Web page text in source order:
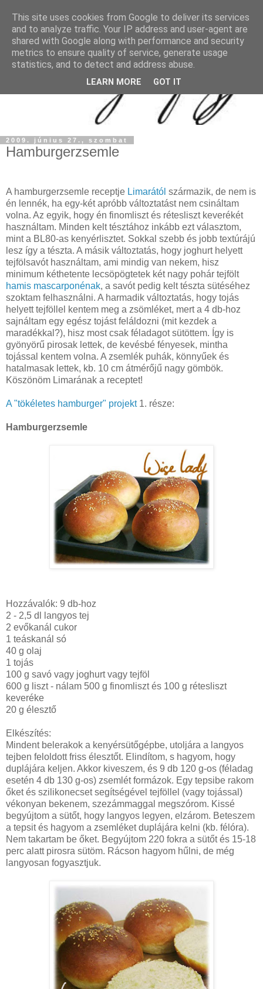
2009. június 27., szombat
Hamburgerzsemle
A hamburgerzsemle receptje Limarától származik, de nem is
én lennék, ha egy-két apróbb változtatást nem csináltam
volna. Az egyik, hogy én finomliszt és rétesliszt keverékét
használtam. Minden kelt tésztához inkább ezt választom,
mint a BL80-as kenyérlisztet. Sokkal szebb és jobb textúrájú
lesz így a tészta. A másik változtatás, hogy joghurt helyett
tejfölsavót használtam, ami mindig van nekem, hisz
minimum kéthetente lecsöpögtetek két nagy pohár tejfölt
hamis mascarponénak, a savót pedig kelt tészta sütéséhez
szoktam felhasználni. A harmadik változtatás, hogy tojás
helyett tejföllel kentem meg a zsömléket, mert a 4 db-hoz
sajnáltam egy egész tojást feláldozni (mit kezdek a
maradékkal?), hisz most csak féladagot sütöttem. Így is
gyönyörű pirosak lettek, de kevésbé fényesek, mintha
tojással kentem volna. A zsemlék puhák, könnyűek és
hatalmasak lettek, kb. 10 cm átmérőjű nagy gömbök.
Köszönöm Limarának a receptet!
A "tökéletes hamburger" projekt1. része:
Hamburgerzsemle
Hozzávalók: 9 db-hoz
2 - 2,5 dl langyos tej
2 evőkanál cukor
1 teáskanál só
40 g olaj
1 tojás
100 g savó vagy joghurt vagy tejföl
600 g liszt - nálam 500 g finomliszt és 100 g rétesliszt
keveréke
20 g élesztő
Elkészítés:
Mindent belerakok a kenyérsütőgépbe, utoljára a langyos
tejben feloldott friss élesztőt. Elindítom, s hagyom, hogy
duplájára keljen. Akkor kiveszem, és 9 db 120 g-os (féladag
esetén 4 db 130 g-os) zsemlét formázok. Egy tepsibe rakom
őket és szilikonecset segítségével tejföllel (vagy tojással)
vékonyan bekenem, szezámmaggal megszórom. Kissé
begyújtom a sütőt, hogy langyos legyen, elzárom. Beteszem
a tepsit és hagyom a zsemléket duplájára kelni (kb. félóra).
Nem takartam be őket. Begyújtom 220 fokra a sütőt és 15-18
perc alatt pirosra sütöm. Rácson hagyom hűlni, de még
langyosan fogyasztjuk.
This site uses cookies from Google to deliver its services
and to analyze traffic. Your IP address and user-agent are
shared with Google along with performance and security
metrics to ensure quality of service, generate usage
statistics, and to detect and address abuse.
LEARN MORE GOT IT